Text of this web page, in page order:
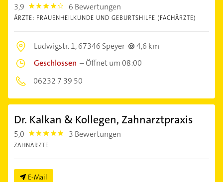
3,9 3.9 6 Bewertungen
ÄRZTE: FRAUENHEILKUNDE UND GEBURTSHILFE (FACHÄRZTE)
Ludwigstr. 1,67346 Speyer
4,6 km
Geschlossen –Öffnet um 08:00
06232 7 39 50
Dr. Kalkan & Kollegen, Zahnarztpraxis
5,0 5.0 3 Bewertungen
ZAHNÄRZTE
E-Mail